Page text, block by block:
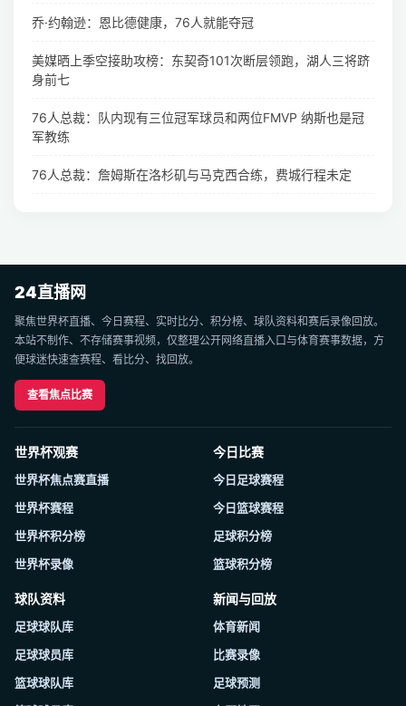
乔·约翰逊：恩比德健康，76人就能夺冠
美媒晒上季空接助攻榜：东契奇101次断层领跑，湖人三将跻
身前七
76人总裁：队内现有三位冠军球员和两位FMVP 纳斯也是冠
军教练
76人总裁：詹姆斯在洛杉矶与马克西合练，费城行程未定
24直播网
聚焦世界杯直播、今日赛程、实时比分、积分榜、球队资料和赛后录像回放。
本站不制作、不存储赛事视频，仅整理公开网络直播入口与体育赛事数据，方
便球迷快速查赛程、看比分、找回放。
查看焦点比赛
世界杯观赛
世界杯焦点赛直播
世界杯赛程
世界杯积分榜
世界杯录像
今日比赛
今日足球赛程
今日篮球赛程
足球积分榜
篮球积分榜
球队资料
足球球队库
足球球员库
篮球球队库
新闻与回放
体育新闻
比赛录像
足球预测